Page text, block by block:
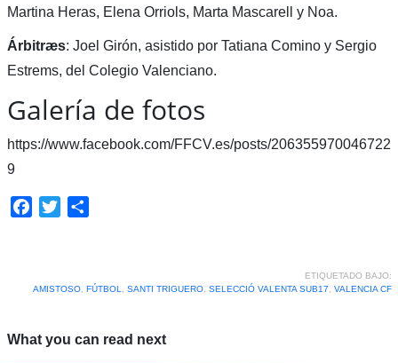
Martina Heras, Elena Orriols, Marta Mascarell y Noa.
Árbitræs: Joel Girón, asistido por Tatiana Comino y Sergio
Estrems, del Colegio Valenciano.
Galería de fotos
https://www.facebook.com/FFCV.es/posts/206355970046722
9
Facebook
Twitter
ETIQUETADO BAJO:
AMISTOSO, FÚTBOL, SANTI TRIGUERO, SELECCIÓ VALENTA SUB17, VALENCIA CF
What you can read next